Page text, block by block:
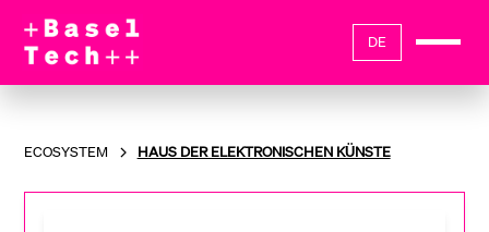
DE
ECOSYSTEM HAUS DER ELEKTRONISCHEN KÜNSTE